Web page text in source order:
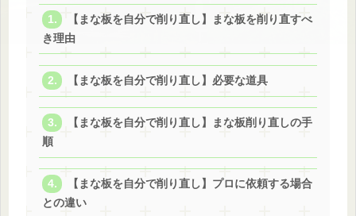
【まな板を自分で削り直し】まな板を削り直すべ
き理由
【まな板を自分で削り直し】必要な道具
【まな板を自分で削り直し】まな板削り直しの手
順
【まな板を自分で削り直し】プロに依頼する場合
との違い